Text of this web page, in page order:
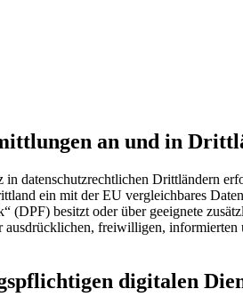
an und in
datenschutzrechtlichen Drittländern
ein mit der EU vergleichbares
besitzt oder über geeignete
freiwilligen,
digitalen